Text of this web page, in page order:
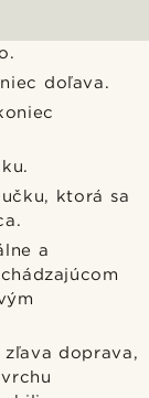
doľava.
ktorá sa
a
doprava,